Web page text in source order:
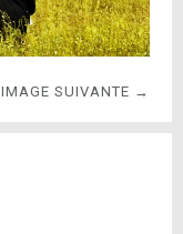
IMAGE SUIVANTE →